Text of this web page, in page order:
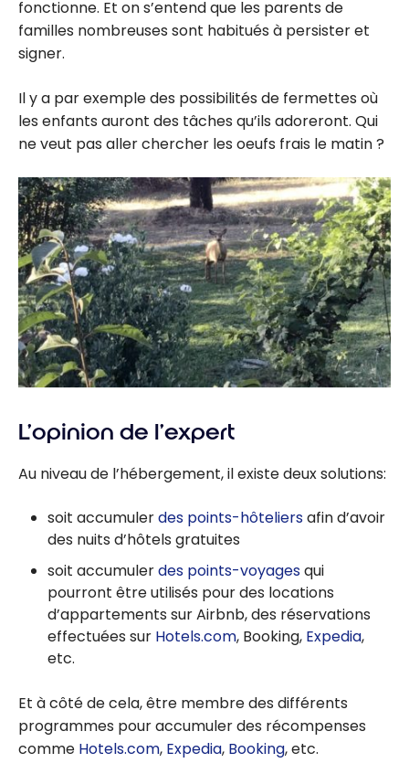
fonctionne. Et on s’entend que les parents de
familles nombreuses sont habitués à persister et
signer.
Il y a par exemple des possibilités de fermettes où
les enfants auront des tâches qu’ils adoreront. Qui
ne veut pas aller chercher les oeufs frais le matin ?
L’opinion de l’expert
Au niveau de l’hébergement, il existe deux solutions:
soit accumulerdes points-hôteliersafin d’avoir
des nuits d’hôtels gratuites
soit accumulerdes points-voyagesqui
pourront être utilisés pour des locations
d’appartements sur Airbnb, des réservations
effectuées sur Hotels.com, Booking, Expedia,
etc.
Et à côté de cela, être membre des différents
programmes pour accumuler des récompenses
comme Hotels.com, Expedia, Booking, etc.